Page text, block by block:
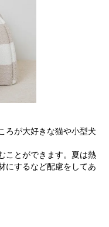
ろが大好きな猫や小型犬
ことができます。夏は熱
にするなど配慮をしてあ